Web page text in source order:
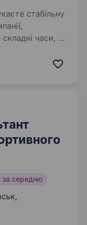
часи, —
за середню